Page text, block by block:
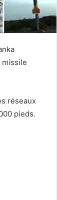
missile
réseaux
pieds.